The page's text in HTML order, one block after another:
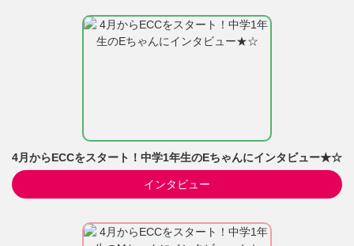
4月からECCをスタート！中学1年生のEちゃんにインタビュー★☆
インタビュー